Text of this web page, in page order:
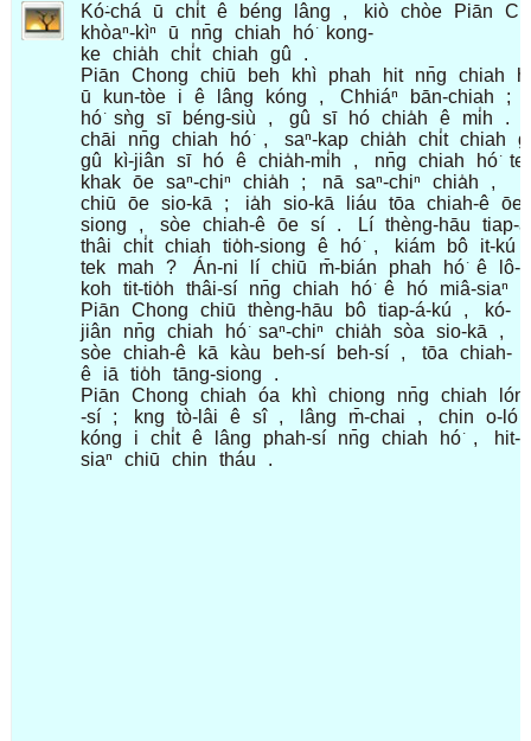
Kó͘-chá ū chi̍t ê béng lâng , kiò chòe Piān
khòaⁿ-kìⁿ
ū nn̄g chiah hó͘
kong-
ke chia̍h chi̍t chiah gû
.
Piān
Chong chiū beh khì phah hit nn̄g chiah
ū
kun-tòe i ê lâng kóng , Chhiáⁿ bān-chiah
;
hó͘ sǹg sī béng-siù , gû sī hó chia̍h ê mi̍h .
chāi
nn̄g chiah hó͘ , saⁿ-kap chia̍h chi̍t chiah
gû
kì-jiân sī hó ê chia̍h-mi̍h , nn̄g chiah hó͘
khak ōe saⁿ-chiⁿ chia̍h ; nā saⁿ-chiⁿ chia̍h
,
chiū
ōe sio-kā ; ia̍h sio-kā liáu tōa chiah-ê ōe
siong
, sòe chiah-ê ōe sí . Lí thèng-hāu
tiap-
thâi
chi̍t chiah tio̍h-siong ê hó͘ , kiám bô it-kú
tek
mah ? Án-ni lí chiū m̄-bián phah hó͘ ê
lô-
koh
tit-tio̍h thâi-sí nn̄g chiah hó͘ ê hó miâ-siaⁿ
Piān
Chong chiū thèng-hāu bô tiap-á-kú ,
kó-
jiân
nn̄g chiah hó͘ saⁿ-chiⁿ chia̍h sòa sio-kā
,
sòe chiah-ê kā kàu beh-sí beh-sí , tōa
chiah-
ê
iā tio̍h tāng-siong
.
Piān
Chong chiah óa khì chiong nn̄g chiah
-sí
; kng tò-lâi ê sî , lâng m̄-chai , chin o-ló
kóng
i chi̍t ê lâng phah-sí nn̄g chiah hó͘ ,
hit-ê
siaⁿ
chiū chin tháu .